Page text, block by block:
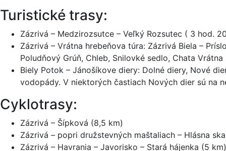
Turistické trasy:
Zázrivá – Medzirozsutce – Veľký Rozsutec ( 3 hod.
Zázrivá – Vrátna hrebeňova túra: Zázrivá Biela –
Poludňový Grúň, Chleb, Snilovké sedlo, Chata
Biely Potok – Jánošíkove diery: Dolné diery, Nové
vodopády. V niektorých častiach Nových dier sú na
Cyklotrasy:
Zázrivá – Šípková (8,5 km)
Zázrivá – popri družstevných maštaliach – Hlásna
Zázrivá – Havrania – Javorisko – Stará hájenka (5 km)